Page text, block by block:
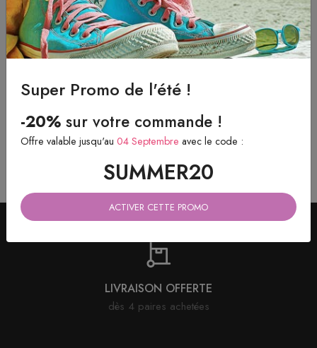
Lacets ronds & fins Cirés
à partir de4.40 eur
Lacets ronds & fins Cirés
à partir de
LIVRAISON OFFERTE
dès 4 paires achetées
Super Promo de l'été !
-20% sur votre commande !
Offre valable jusqu'au 04 Septembre avec le code :
SUMMER20
ACTIVER CETTE PROMO